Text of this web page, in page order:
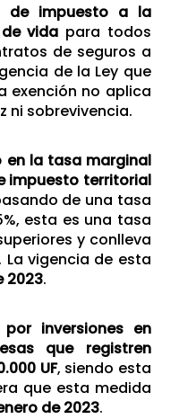
de impuesto a la
vida para todos
de seguros a
de la Ley que
exención no aplica
ni sobrevivencia.
en la tasa marginal
impuesto territorial
de una tasa
esta es una tasa
y conlleva
vigencia de esta
2023.
inversiones en
que registren
UF, siendo esta
que esta medida
de 2023.